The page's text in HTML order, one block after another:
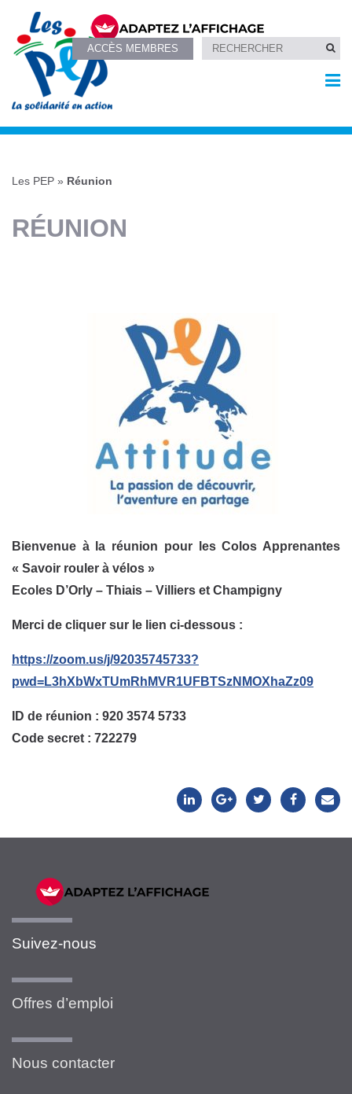
ACCÈS MEMBRES
Les PEP » Réunion
RÉUNION
Bienvenue à la réunion pour les Colos Apprenantes
« Savoir rouler à vélos »
Ecoles D’Orly – Thiais – Villiers et Champigny
Merci de cliquer sur le lien ci-dessous :
https://zoom.us/j/92035745733?
pwd=L3hXbWxTUmRhMVR1UFBTSzNMOXhaZz09
ID de réunion : 920 3574 5733
Code secret : 722279
Suivez-nous
Offres d’emploi
Nous contacter